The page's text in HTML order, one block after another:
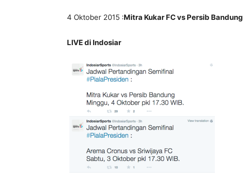
4 Oktober 2015 :Mitra Kukar FC vs Persib Bandung
LIVE di Indosiar